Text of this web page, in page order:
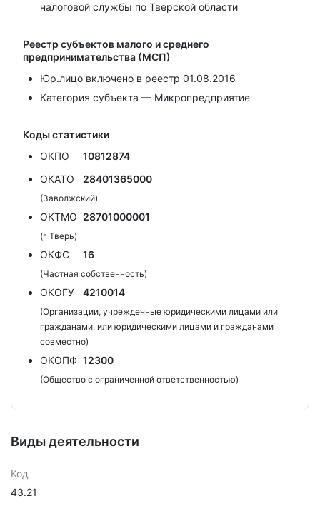
налоговой службы по Тверской области
Реестр субъектов малого и среднего
предпринимательства (МСП)
Юр.лицо включено в реестр 01.08.2016
Категория субъекта — Микропредприятие
Коды статистики
ОКПО
10812874
ОКАТО
28401365000
(Заволжский)
ОКТМО 28701000001
(г Тверь)
ОКФС 16
(Частная собственность)
ОКОГУ 4210014
(Организации, учрежденные юридическими лицами или
гражданами, или юридическими лицами и гражданами
совместно)
ОКОПФ 12300
(Общество с ограниченной ответственностью)
Виды деятельности
Код
43.21